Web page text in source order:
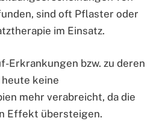
sind oft Pflaster oder
im Einsatz.
Erkrankungen bzw. zu deren
keine
mehr verabreicht, da die
Effekt übersteigen.